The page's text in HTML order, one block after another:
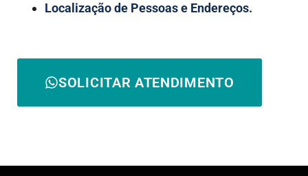
Localização de Pessoas e Endereços.
SOLICITAR ATENDIMENTO